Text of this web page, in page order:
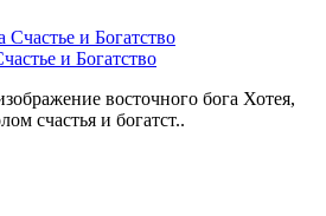
и Богатство
восточного бога Хотея,
счастья и богатст..